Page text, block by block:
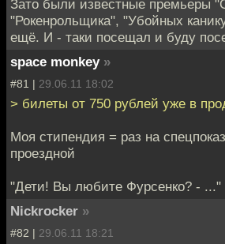
Зато были известные премьеры
"Рокенрольщика", "Убойных
ещё. И - таки посещал и буду
space monkey »
#81 | 29.06.11 18:02
> билеты от 750 рублей уже в
Моя стипендия = раз на
проездной
"Дети! Вы любите Фурсенко? - ..."
Nickrocker »
#82 | 29.06.11 18:21